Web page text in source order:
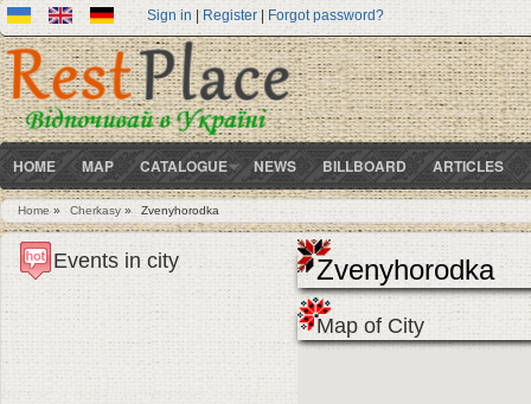
Sign in | Register| Forgot password?
HOME MAP CATALOGUE NEWS BILLBOARD ARTICLES
You are here
Home» Cherkasy » Zvenyhorodka
Zvenyhorodka
Map of City
Events in city